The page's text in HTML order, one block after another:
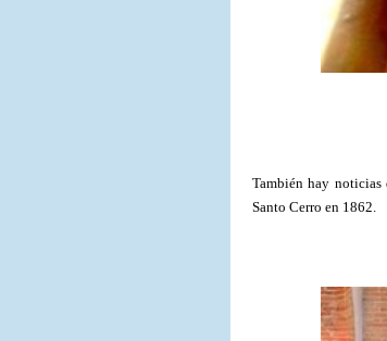
También hay
Santo Cerro en 1862.